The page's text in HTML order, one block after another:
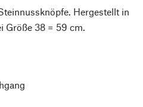
Hergestellt in
Größe 38 = 59 cm.